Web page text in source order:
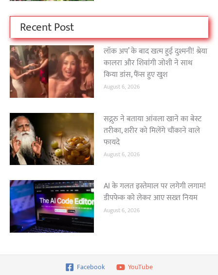
Recent Post
लॉक अप’ के बाद खत्म हुई दुश्मनी! श्रेया
कालरा और शिवांगी जोशी ने साथ
किया डांस, फैंस हुए खुश
August 6, 2026
सद्गुरु ने बताया आंवला खाने का बेस्ट
तरीका, शरीर को मिलेंगे चौंकाने वाले
फायदे
August 6, 2026
AI के गलत इस्तेमाल पर लगेगी लगाम!
डीपफेक को लेकर आए सख्त नियम
August 6, 2026
Facebook YouTube